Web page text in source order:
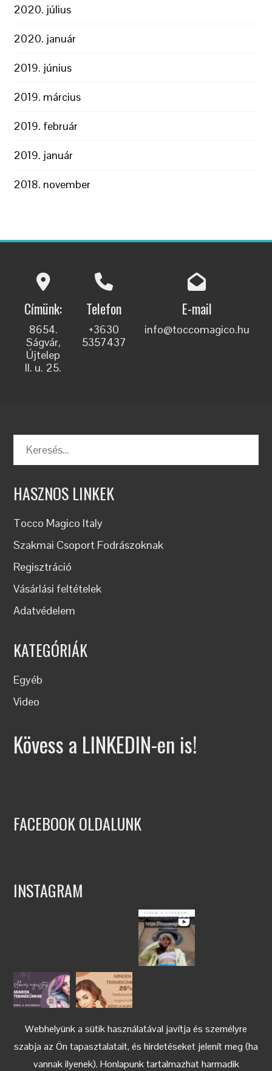
Webhelyünk a sütik használatával javítja és személyre
szabja az Ön tapasztalatait, és hirdetéseket jelenít meg (ha
vannak ilyenek). Honlapunk tartalmazhat harmadik
2020. július
2020. január
2019. június
2019. március
2019. február
2019. január
2018. november
Címünk:
8654.
Ságvár,
Újtelep
II. u. 25.
Telefon
+3630
5357437
E-mail
info@toccomagico.hu
Keresés:
HASZNOS LINKEK
Tocco Magico Italy
Szakmai Csoport Fodrászoknak
Regisztráció
Vásárlási feltételek
Adatvédelem
KATEGÓRIÁK
Egyéb
Video
Kövess a LINKEDIN-en is!
FACEBOOK OLDALUNK
INSTAGRAM